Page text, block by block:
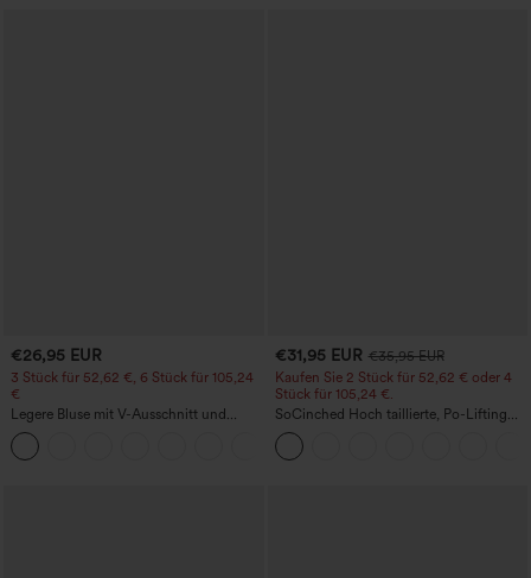
€26,95 EUR
3 Stück für 52,62 €, 6 Stück für 105,24
€
Legere Bluse mit V-Ausschnitt und
kurzen Puffärmeln
€31,95 EUR €35,95 EUR
Kaufen Sie 2 Stück für 52,62 € oder 4
Stück für 105,24 €.
SoCinched Hoch taillierte, Po-Lifting
7/8-Trainingsleggings mit
Bauchkontrolle und Seitentaschen